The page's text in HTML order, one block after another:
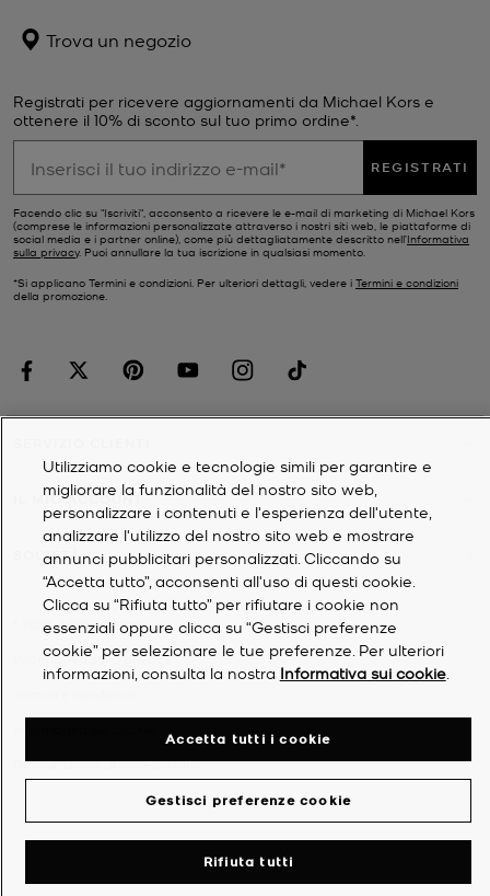
Trova un negozio
Registrati per ricevere aggiornamenti da Michael Kors e
ottenere il 10% di sconto sul tuo primo ordine*.
REGISTRATI
Facendo clic su "Iscriviti", acconsento a ricevere le e-mail di marketing di Michael Kors
(comprese le informazioni personalizzate attraverso i nostri siti web, le piattaforme di
social media e i partner online), come più dettagliatamente descritto nell’Informativa
sulla privacy. Puoi annullare la tua iscrizione in qualsiasi momento.
*Si applicano Termini e condizioni. Per ulteriori dettagli, vedere i Termini e condizioni
della promozione.
IL MIO ACCOUNT
SOCIETÀ
2026Michael Kors
Informativa sulla privacy
Dichiarazione di accessibilità
Utilizziamo cookie e tecnologie simili per garantire e
migliorare la funzionalità del nostro sito web,
personalizzare i contenuti e l'esperienza dell'utente,
analizzare l'utilizzo del nostro sito web e mostrare
annunci pubblicitari personalizzati. Cliccando su
“Accetta tutto”, acconsenti all'uso di questi cookie.
Clicca su “Rifiuta tutto” per rifiutare i cookie non
essenziali oppure clicca su “Gestisci preferenze
cookie” per selezionare le tue preferenze. Per ulteriori
informazioni, consulta la nostra Informativa sui cookie.
Gestisci preferenze cookie
Rifiuta tutti
Accetta tutti i cookie